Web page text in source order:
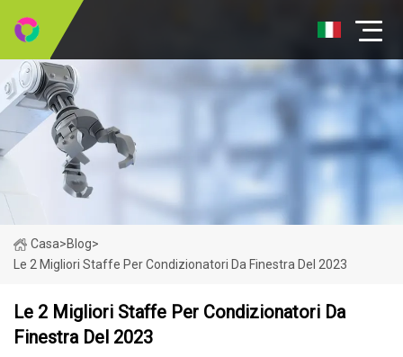
Casa>Blog>
Le 2 Migliori Staffe Per Condizionatori Da Finestra Del 2023
Le 2 Migliori Staffe Per Condizionatori Da
Finestra Del 2023